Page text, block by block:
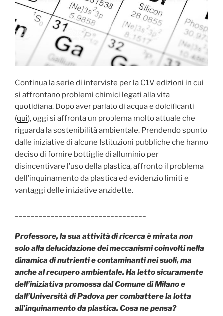
Continua la serie di interviste per la C1V edizioni in cui
si affrontano problemi chimici legati alla vita
quotidiana. Dopo aver parlato di acqua e dolcificanti
(qui), oggi si affronta un problema molto attuale che
riguarda la sostenibilità ambientale. Prendendo spunto
dalle iniziative di alcune Istituzioni pubbliche che hanno
deciso di fornire bottiglie di alluminio per
disincentivare l’uso della plastica, affronto il problema
dell’inquinamento da plastica ed evidenzio limiti e
vantaggi delle iniziative anzidette.
Professore, la sua attività di ricerca è mirata non
solo alla delucidazione dei meccanismi coinvolti nella
dinamica di nutrienti e contaminanti nei suoli, ma
anche al recupero ambientale. Ha letto sicuramente
dell’iniziativa promossa dal Comune di Milano e
dall’Università di Padova per combattere la lotta
all’inquinamento da plastica. Cosa ne pensa?